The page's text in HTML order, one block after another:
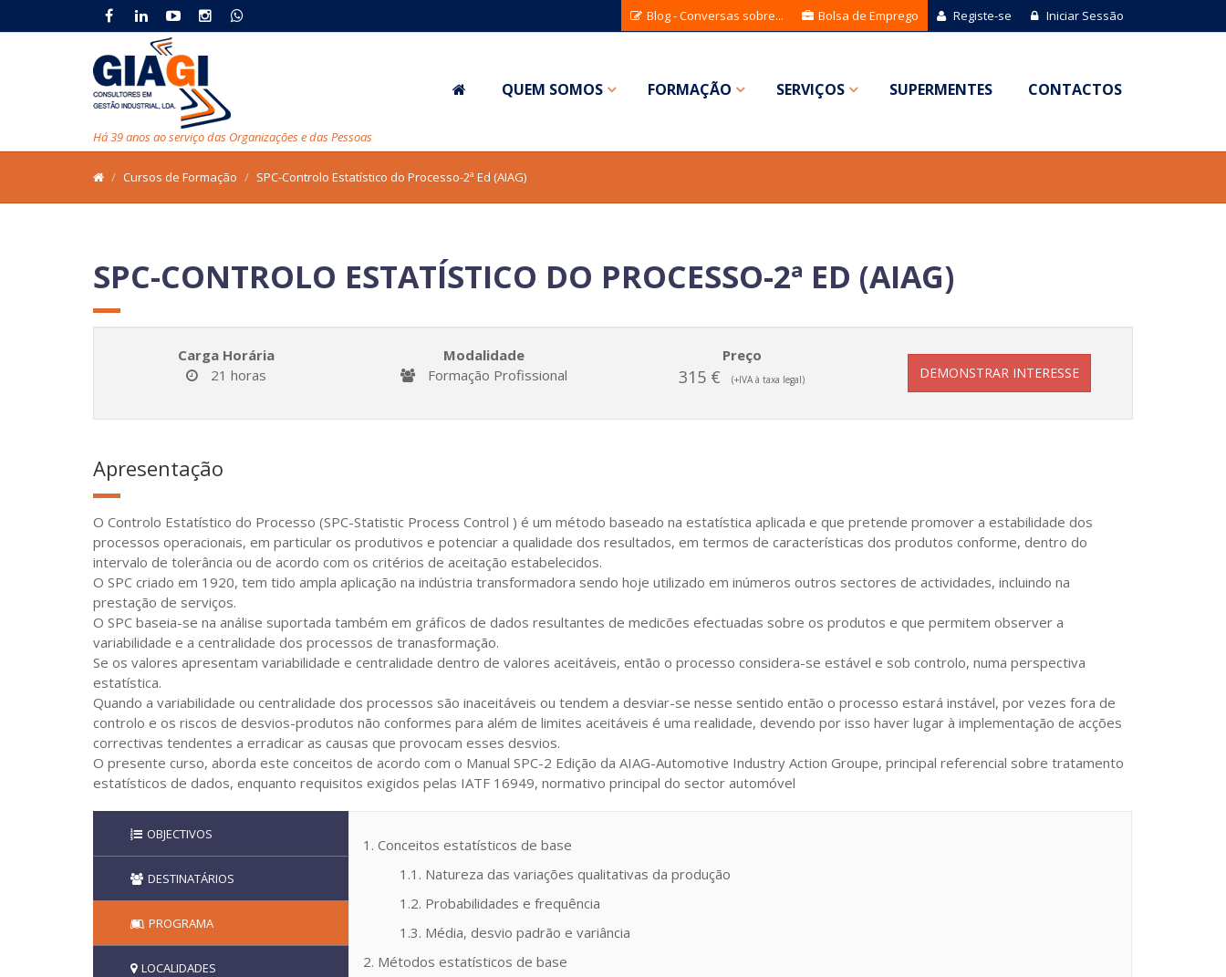
Blog - Conversas sobre... Bolsa de Emprego Registe-se Iniciar Sessão
QUEM SOMOS FORMAÇÃO SERVIÇOS SUPERMENTES CONTACTOS
Há 39 anos ao serviço das Organizações e das Pessoas
Cursos de Formação SPC-Controlo Estatístico do Processo-2ª Ed (AIAG)
SPC-CONTROLO ESTATÍSTICO DO PROCESSO-2ª ED (AIAG)
Carga Horária
21 horas
Modalidade
Formação Profissional
Preço
315 € (+IVA à taxa legal) DEMONSTRAR INTERESSE
Apresentação
O Controlo Estatístico do Processo (SPC-Statistic Process Control ) é um método baseado na estatística aplicada e que pretende promover a estabilidade dos
processos operacionais, em particular os produtivos e potenciar a qualidade dos resultados, em termos de características dos produtos conforme, dentro do
intervalo de tolerância ou de acordo com os critérios de aceitação estabelecidos.
O SPC criado em 1920, tem tido ampla aplicação na indústria transformadora sendo hoje utilizado em inúmeros outros sectores de actividades, incluindo na
prestação de serviços.
O SPC baseia-se na análise suportada também em gráficos de dados resultantes de medicões efectuadas sobre os produtos e que permitem observer a
variabilidade e a centralidade dos processos de tranasformação.
Se os valores apresentam variabilidade e centralidade dentro de valores aceitáveis, então o processo considera-se estável e sob controlo, numa perspectiva
estatística.
Quando a variabilidade ou centralidade dos processos são inaceitáveis ou tendem a desviar-se nesse sentido então o processo estará instável, por vezes fora de
controlo e os riscos de desvios-produtos não conformes para além de limites aceitáveis é uma realidade, devendo por isso haver lugar à implementação de acções
correctivas tendentes a erradicar as causas que provocam esses desvios.
O presente curso, aborda este conceitos de acordo com o Manual SPC-2 Edição da AIAG-Automotive Industry Action Groupe, principal referencial sobre tratamento
estatísticos de dados, enquanto requisitos exigidos pelas IATF 16949, normativo principal do sector automóvel
OBJECTIVOS
DESTINATÁRIOS
PROGRAMA
LOCALIDADES
1. Conceitos estatísticos de base
1.1. Natureza das variações qualitativas da produção
1.2. Probabilidades e frequência
1.3. Média, desvio padrão e variância
2. Métodos estatísticos de base